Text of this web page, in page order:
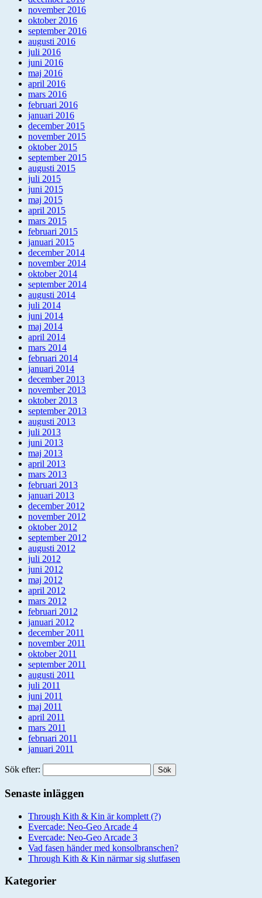
november 2016
oktober 2016
september 2016
augusti 2016
juli 2016
juni 2016
maj 2016
april 2016
mars 2016
februari 2016
januari 2016
december 2015
november 2015
oktober 2015
september 2015
augusti 2015
juli 2015
juni 2015
maj 2015
april 2015
mars 2015
februari 2015
januari 2015
december 2014
november 2014
oktober 2014
september 2014
augusti 2014
juli 2014
juni 2014
maj 2014
april 2014
mars 2014
februari 2014
januari 2014
december 2013
november 2013
oktober 2013
september 2013
augusti 2013
juli 2013
juni 2013
maj 2013
april 2013
mars 2013
februari 2013
januari 2013
december 2012
november 2012
oktober 2012
september 2012
augusti 2012
juli 2012
juni 2012
maj 2012
april 2012
mars 2012
februari 2012
januari 2012
december 2011
november 2011
oktober 2011
september 2011
augusti 2011
juli 2011
juni 2011
maj 2011
april 2011
mars 2011
februari 2011
januari 2011
Sök efter:
Senaste inläggen
Through Kith & Kin är komplett (?)
Evercade: Neo-Geo Arcade 4
Evercade: Neo-Geo Arcade 3
Vad fasen händer med konsolbranschen?
Through Kith & Kin närmar sig slutfasen
Kategorier